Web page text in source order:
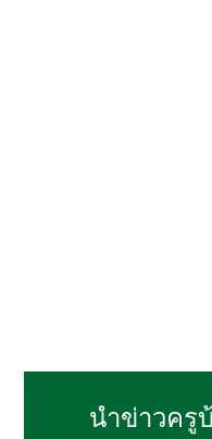
นำข่าวครู